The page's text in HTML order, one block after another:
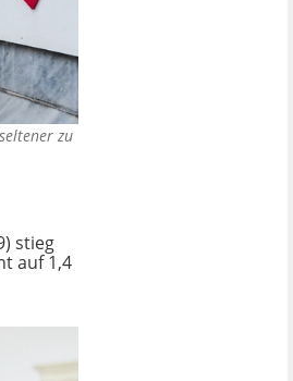
zu
stieg
auf 1,4